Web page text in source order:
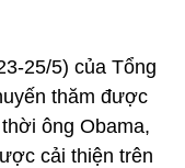
25/5) của Tổng
thăm được
ông Obama,
cải thiện trên